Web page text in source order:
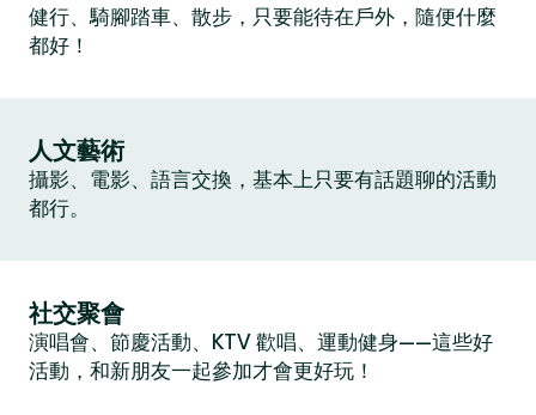
健行、騎腳踏車、散步，只要能待在戶外，隨便什麼
都好！
人文藝術
攝影、電影、語言交換，基本上只要有話題聊的活動
都行。
社交聚會
演唱會、節慶活動、KTV 歡唱、運動健身——這些好
活動，和新朋友一起參加才會更好玩！